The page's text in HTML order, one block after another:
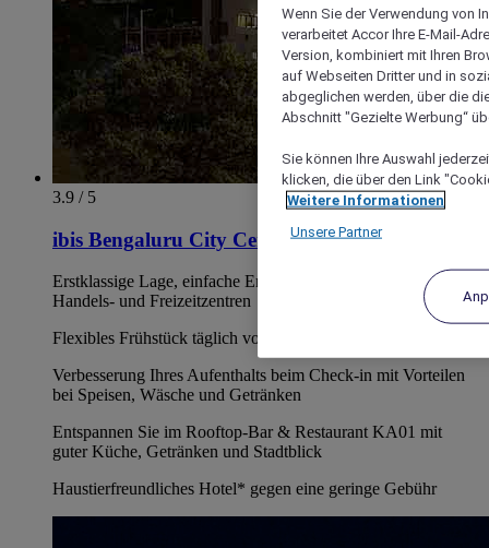
3.9 / 5
ibis Bengaluru City Centre
Erstklassige Lage, einfache Erreichbarkeit von Geschäfts-,
Handels- und Freizeitzentren
Flexibles Frühstück täglich von 4:00 Uhr bis 12:00 Uhr
Verbesserung Ihres Aufenthalts beim Check-in mit Vorteilen
bei Speisen, Wäsche und Getränken
Entspannen Sie im Rooftop-Bar & Restaurant KA01 mit
guter Küche, Getränken und Stadtblick
Haustierfreundliches Hotel* gegen eine geringe Gebühr
Wenn Sie der Verwendung von
verarbeitet Accor Ihre E-Mail-
Version, kombiniert mit Ihren
auf Webseiten Dritter und in
abgeglichen werden, über die
Abschnitt "Gezielte Werbung“
Sie können Ihre Auswahl
klicken, die über den Link
Weitere Informationen
Unsere Partner